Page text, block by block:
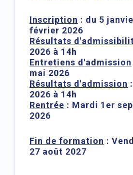
Inscription : du 5
février 2026
Résultats
2026 à 14h
Entretiens d'admission
mai 2026
Résultats d'admission
2026 à 14h
Rentrée : Mardi 1er
2026
Fin de formation :
27 août 2027